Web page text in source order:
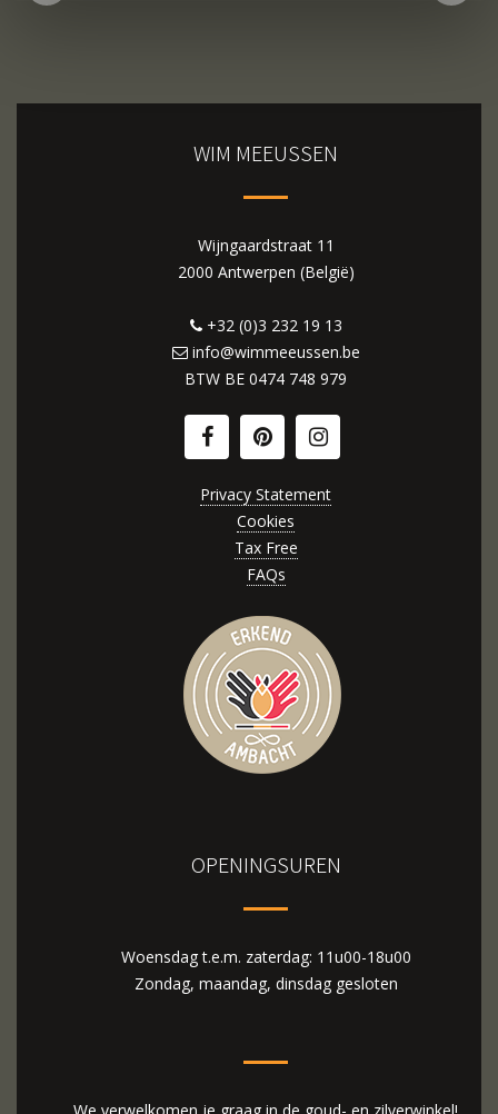
WIM MEEUSSEN
Wijngaardstraat 11
2000 Antwerpen (België)
+32 (0)3 232 19 13
info@wimmeeussen.be
BTW BE 0474 748 979
Privacy Statement
Cookies
Tax Free
FAQs
OPENINGSUREN
Woensdag t.e.m. zaterdag: 11u00-18u00
Zondag, maandag, dinsdag gesloten